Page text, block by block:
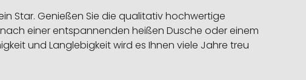
Star. Genießen Sie die qualitativ hochwertige
einer entspannenden heißen Dusche oder einem
und Langlebigkeit wird es Ihnen viele Jahre treu